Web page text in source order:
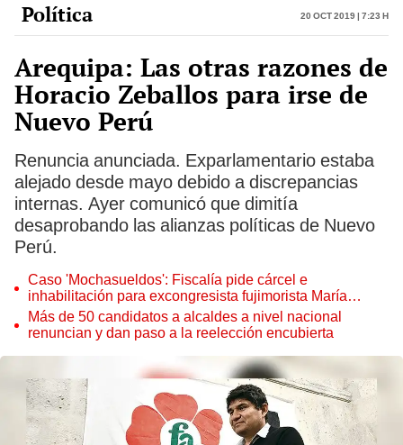
Política 20 Oct 2019 | 7:23 h
Arequipa: Las otras razones de
Horacio Zeballos para irse de
Nuevo Perú
Renuncia anunciada. Exparlamentario estaba
alejado desde mayo debido a discrepancias
internas. Ayer comunicó que dimitía
desaprobando las alianzas políticas de Nuevo
Perú.
Caso 'Mochasueldos': Fiscalía pide cárcel e
inhabilitación para excongresista fujimorista María
Cordero Jon Tay
Más de 50 candidatos a alcaldes a nivel nacional
renuncian y dan paso a la reelección encubierta